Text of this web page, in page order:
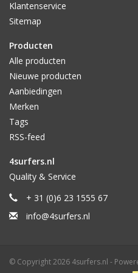
Klantenservice
Sitemap
Producten
Alle producten
Nieuwe producten
Aanbiedingen
Merken
Tags
RSS-feed
4surfers.nl
Quality & Service
+ 31 (0)6 23 1555 67
info@4surfers.nl
© Copyright 2026 4surfers.nl -